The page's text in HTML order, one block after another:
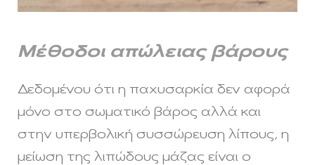
Μέθοδοι απώλειας βάρους
Δεδομένου ότι η παχυσαρκία δεν αφορά
μόνο στο σωματικό βάρος αλλά και
στην υπερβολική συσσώρευση λίπους, η
μείωση της λιπώδους μάζας είναι ο